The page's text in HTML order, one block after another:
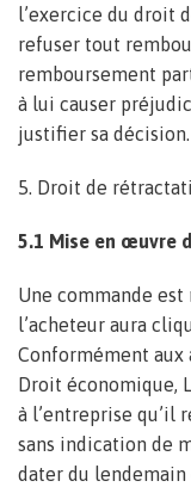
l’exercice du droit
refuser tout
remboursement
à lui causer
justifier sa décision.
5. Droit de
5.1 Mise en œuvre
Une commande
l’acheteur aura
Conformément aux
Droit économique,
à l’entreprise qu’il
sans indication de
dater du